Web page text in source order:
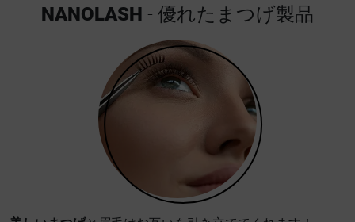
NANOLASH - 優れたまつげ製品